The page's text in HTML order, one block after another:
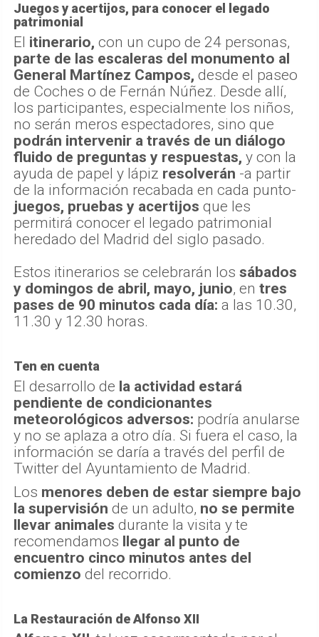
Juegos y acertijos, para conocer el legado
patrimonial
El itinerario, con un cupo de 24 personas,
parte de las escaleras del monumento al
General Martínez Campos, desde el paseo
de Coches o de Fernán Núñez. Desde allí,
los participantes, especialmente los niños,
no serán meros espectadores, sino que
podrán intervenir a través de un diálogo
fluido de preguntas y respuestas, y con la
ayuda de papel y lápiz resolverán -a partir
de la información recabada en cada punto-
juegos, pruebas y acertijos que les
permitirá conocer el legado patrimonial
heredado del Madrid del siglo pasado.
Estos itinerarios se celebrarán los sábados
y domingos de abril, mayo, junio, en tres
pases de 90 minutos cada día: a las 10.30,
11.30 y 12.30 horas.
Ten en cuenta
El desarrollo de la actividad estará
pendiente de condicionantes
meteorológicos adversos: podría anularse
y no se aplaza a otro día. Si fuera el caso, la
información se daría a través del perfil de
Twitter del Ayuntamiento de Madrid.
Los menores deben de estar siempre bajo
la supervisión de un adulto, no se permite
llevar animales durante la visita y te
recomendamos llegar al punto de
encuentro cinco minutos antes del
comienzo del recorrido.
La Restauración de Alfonso XII